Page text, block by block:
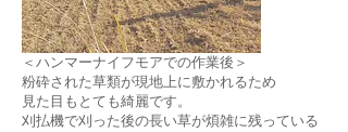
＜ハンマーナイフモアでの作業後＞
粉砕された草類が現地上に敷かれるため
見た目もとても綺麗です。
刈払機で刈った後の長い草が煩雑に残っている